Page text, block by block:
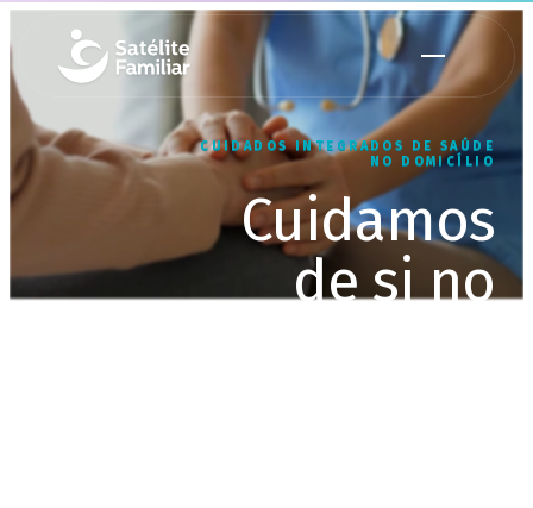
CUIDADOS INTEGRADOS DE SAÚDE
NO DOMICÍLIO
Cuidamos
de si no